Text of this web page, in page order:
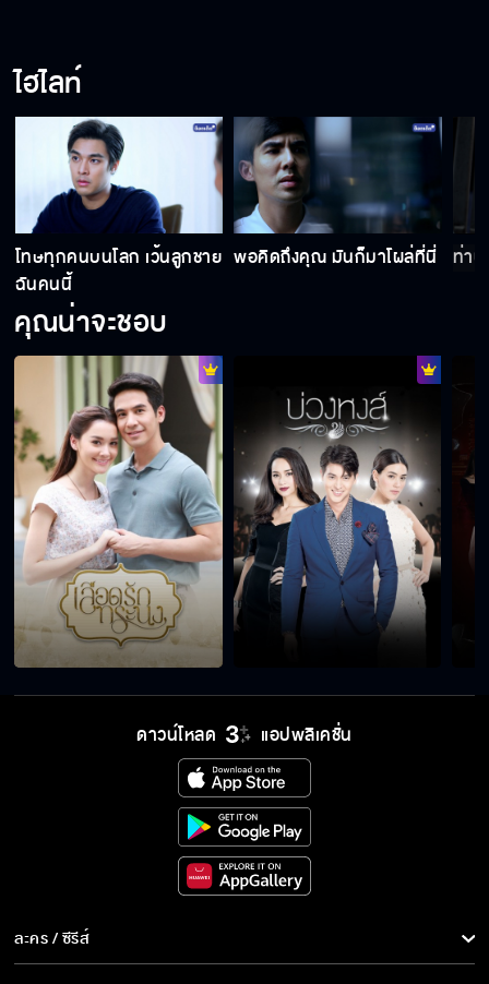
ได้กลับมาเป็นคนแล้วอะ
โมโหหึงเหรอคะ
ผีอะไร...หลอกคนยังทำไม่ได้เลย
โอ้โหแบบนี้เรียกว่า...แ..ด แ..ด มาก
อกตัญญู ให้ป๊าตายจะได้มรดก
เบ้ปาก ชาติหน้าปากเบี้ยวเลยนะ
มาคุเนอะ รถไฟชนกัน
ไฮไลท์
โทษทุกคนบนโลก เว้นลูกชาย
ฉันคนนี้
พอคิดถึงคุณ มันก็มาโผล่ที่นี่ ท่าน
คุณน่าจะชอบ
ดาวน์โหลด แอปพลิเคชั่น
ละคร / ซีรีส์
ละคร/ซีรีส์